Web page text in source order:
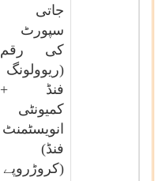
جاتی
سپورٹ
کی رقم
(ریوولونگ
فنڈ +
کمیونٹی
انویسٹمنٹ
فنڈ)
(کروڑروپے